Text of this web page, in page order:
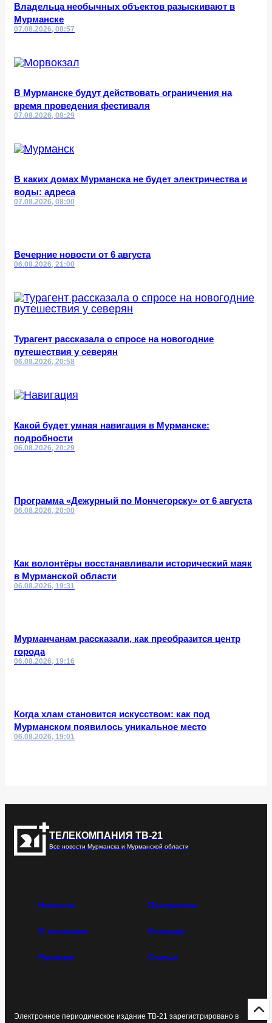
Владельца необычных объектов разыскивают в
Мурманске
07.08.2026, 08:57
В Мурманске будут действовать ограничения на
время проведения фестиваля
07.08.2026, 08:29
В каких домах Мурманска не будет электричества и
воды: адреса
07.08.2026, 08:00
Вечерние новости от 6 августа
06.08.2026, 21:00
Турагент рассказала о спросе на новогодние
путешествия у северян
06.08.2026, 20:58
Какой будет умная навигация в Мурманске:
подробности
06.08.2026, 20:29
Программа «Дежурный по Мончегорску» от 6 августа
06.08.2026, 20:00
Как волонтёры восстанавливали исторический маяк
в Мурманской области
06.08.2026, 19:31
Мурманчанам рассказали, как преобразится центр
города
06.08.2026, 19:16
Когда хлам становится искусством: как под
Мурманском появилось уникальное место
06.08.2026, 19:01
ТЕЛЕКОМПАНИЯ ТВ-21
Все новости Мурманска и Мурманской области
Новости Программы
О компании Команда
Реклама Статьи
Электронное периодическое издание ТВ-21 зарегистрировано в